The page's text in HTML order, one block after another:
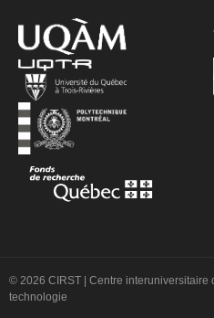
© 2026 CIRST | Centre interuniversitaire
technologie